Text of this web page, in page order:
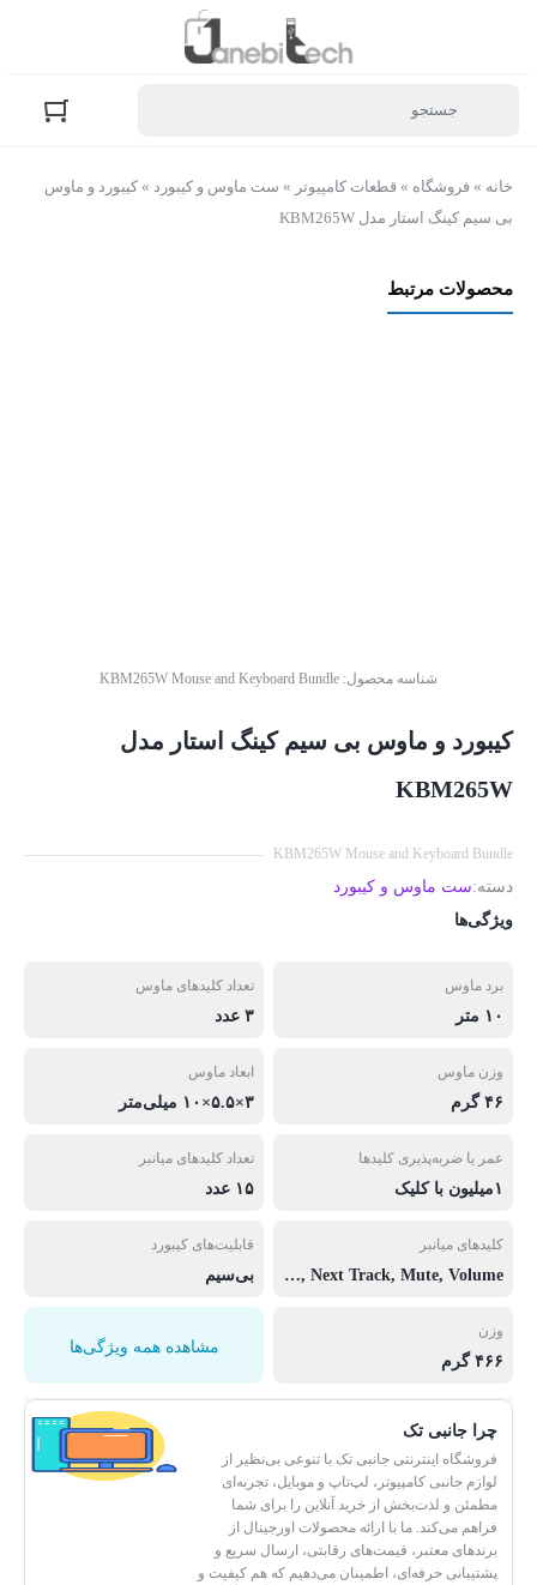
خانه » فروشگاه » قطعات کامپیوتر » ست ماوس و کیبورد » کیبورد و ماوس
بی سیم کینگ استار مدل KBM265W
محصولات مرتبط
شناسه محصول: KBM265W Mouse and Keyboard Bundle
کیبورد و ماوس بی سیم کینگ استار مدل
KBM265W
KBM265W Mouse and Keyboard Bundle
دسته:ست ماوس و کیبورد
ویژگی‌ها
برد ماوس
۱۰ متر
تعداد کلیدهای ماوس
۳ عدد
وزن ماوس
۴۶ گرم
ابعاد ماوس
۳×۵.۵×۱۰ میلی‌متر
عمر یا ضربه‌پذیری کلیدها
۱میلیون با کلیک
تعداد کلیدهای میانبر
۱۵ عدد
کلیدهای میانبر
My computer, Web Home, email, Search , Favorite, Music, Play/Pause, Stop, Pre. Track, Next Track, Mute, Volume
قابلیت‌های کیبورد
بی‌سیم
وزن
۴۶۶ گرم
مشاهده همه ویژگی‌ها
چرا جانبی تک
فروشگاه اینترنتی جانبی تک با تنوعی بی‌نظیر از
لوازم جانبی کامپیوتر، لپ‌تاپ و موبایل، تجربه‌ای
مطمئن و لذت‌بخش از خرید آنلاین را برای شما
فراهم می‌کند. ما با ارائه محصولات اورجینال از
برندهای معتبر، قیمت‌های رقابتی، ارسال سریع و
پشتیبانی حرفه‌ای، اطمینان می‌دهیم که هم کیفیت و